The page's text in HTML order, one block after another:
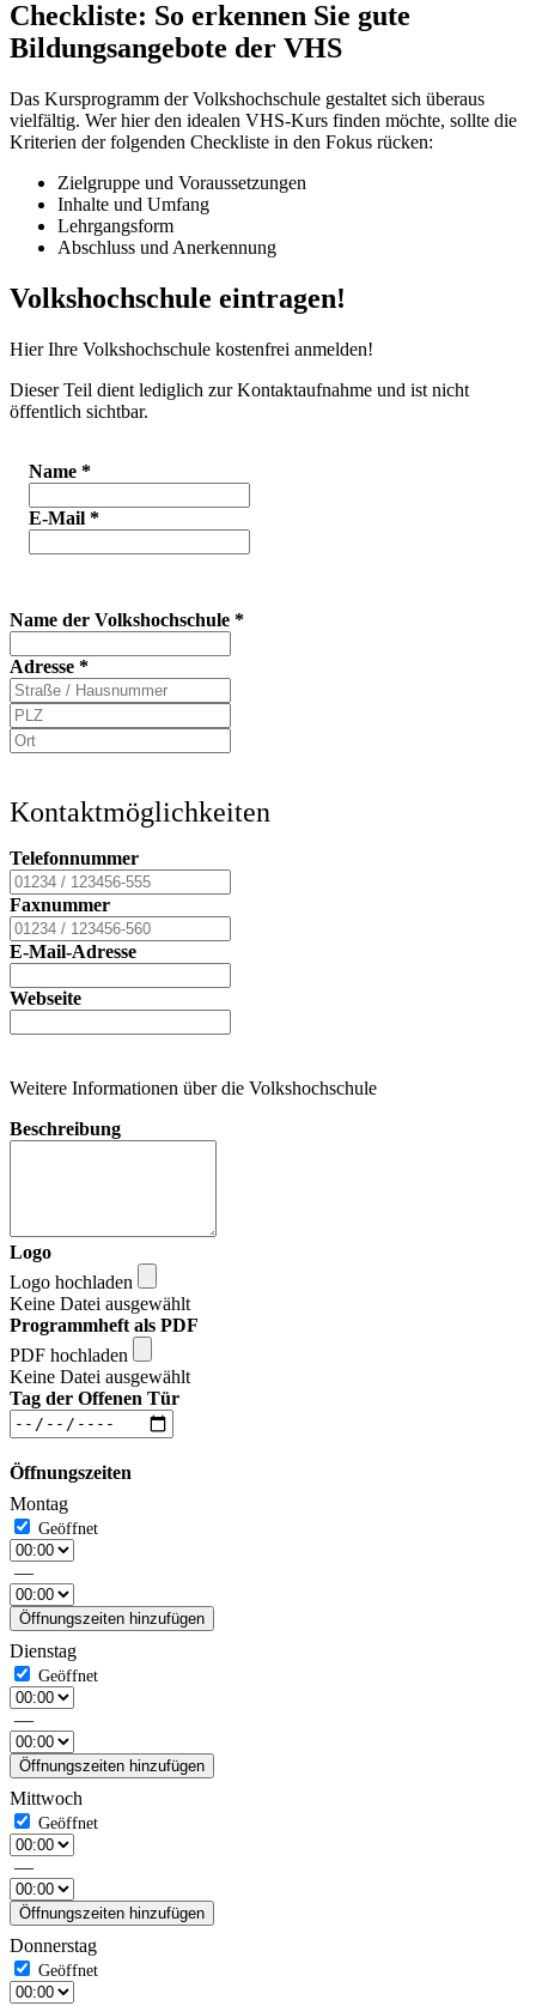
Checkliste: So erkennen Sie gute
Bildungsangebote der VHS
Das Kursprogramm der Volkshochschule gestaltet sich überaus
vielfältig. Wer hier den idealen VHS-Kurs finden möchte, sollte die
Kriterien der folgenden Checkliste in den Fokus rücken:
Zielgruppe und Voraussetzungen
Inhalte und Umfang
Lehrgangsform
Abschluss und Anerkennung
Volkshochschule eintragen!
Hier Ihre Volkshochschule kostenfrei anmelden!
Dieser Teil dient lediglich zur Kontaktaufnahme und ist nicht
öffentlich sichtbar.
Name *
E-Mail *
Name der Volkshochschule *
Adresse *
Kontaktmöglichkeiten
Telefonnummer
Faxnummer
E-Mail-Adresse
Webseite
Weitere Informationen über die Volkshochschule
Beschreibung
Logo
Logo hochladen
Keine Datei ausgewählt
Programmheft als PDF
PDF hochladen
Keine Datei ausgewählt
Tag der Offenen Tür
Öffnungszeiten
Montag
—
Öffnungszeiten hinzufügen
Dienstag
—
Öffnungszeiten hinzufügen
Mittwoch
—
Öffnungszeiten hinzufügen
Donnerstag